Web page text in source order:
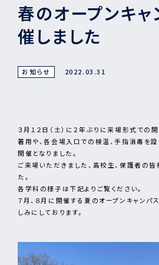
春のオープンキャ
催しました
お知らせ 2022.03.31
３月１２日（土）に２年ぶりに来場形式での
着用や、各会場入口での検温、手指消毒を
開催となりました。
ご来場いただきました、高校生、保護者の皆
た。
各学科の様子は下記よりご覧ください。
７月、８月に開催する夏のオープンキャンパ
しみにしております。